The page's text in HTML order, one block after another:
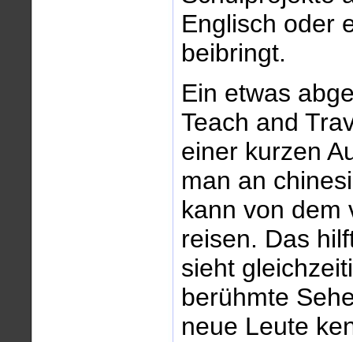
Englisch oder
beibringt.
Ein etwas
Teach and
einer kurzen
man an
kann von dem
reisen. Das
sieht
berühmte
neue Leute